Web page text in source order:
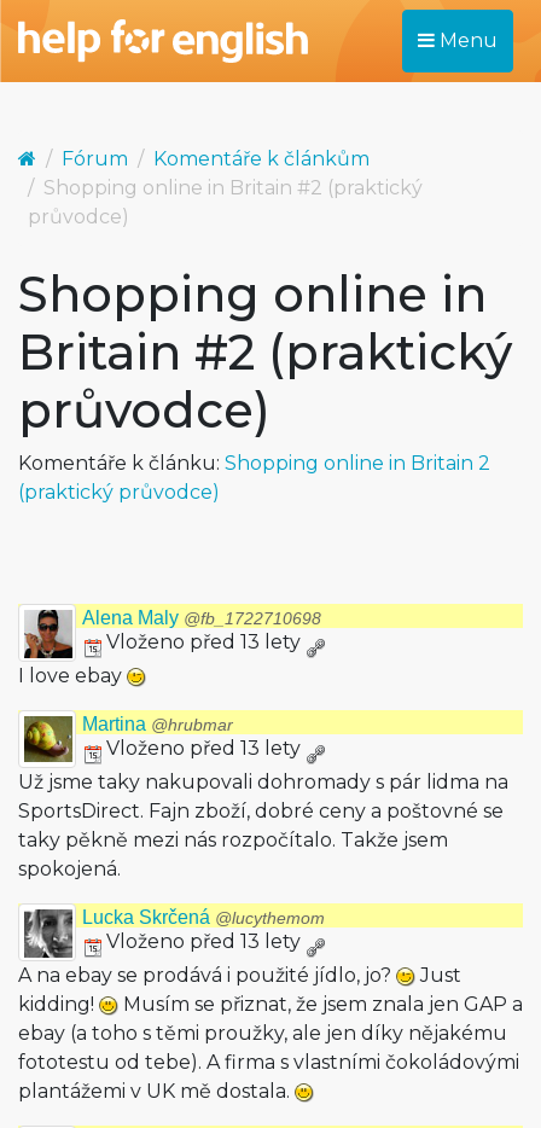
Menu
Fórum
Komentáře k článkům
Shopping online in Britain #2 (praktický
průvodce)
Shopping online in
Britain #2 (praktický
průvodce)
Komentáře k článku: Shopping online in Britain 2
(praktický průvodce)
Alena Maly @fb_1722710698
Vloženo před 13 lety
I love ebay
Martina @hrubmar
Vloženo před 13 lety
Už jsme taky nakupovali dohromady s pár lidma na
SportsDirect. Fajn zboží, dobré ceny a poštovné se
taky pěkně mezi nás rozpočítalo. Takže jsem
spokojená.
Lucka Skrčená @lucythemom
Vloženo před 13 lety
A na ebay se prodává i použité jídlo, jo?
Just
kidding!
Musím se přiznat, že jsem znala jen GAP a
ebay (a toho s těmi proužky, ale jen díky nějakému
fototestu od tebe). A firma s vlastními čokoládovými
plantážemi v UK mě dostala.